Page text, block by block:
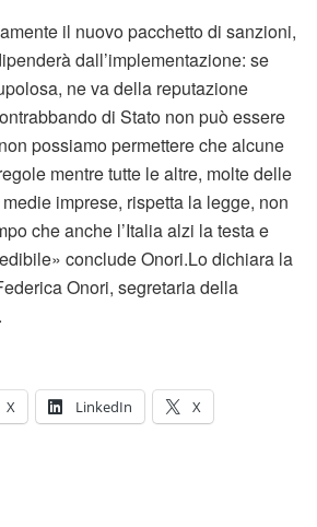
il nuovo pacchetto di sanzioni,
dall’implementazione: se
ne va della reputazione
di Stato non può essere
possiamo permettere che alcune
mentre tutte le altre, molte delle
imprese, rispetta la legge, non
che anche l’Italia alzi la testa e
conclude Onori.Lo dichiara la
Onori, segretaria della
X LinkedIn X